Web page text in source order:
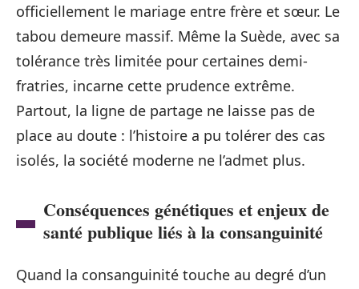
officiellement le mariage entre frère et sœur. Le
tabou demeure massif. Même la Suède, avec sa
tolérance très limitée pour certaines demi-
fratries, incarne cette prudence extrême.
Partout, la ligne de partage ne laisse pas de
place au doute : l’histoire a pu tolérer des cas
isolés, la société moderne ne l’admet plus.
Conséquences génétiques et enjeux de
santé publique liés à la consanguinité
Quand la consanguinité touche au degré d’un